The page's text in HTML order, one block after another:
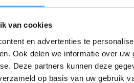
van cookies
en advertenties te
Ook delen we informatie over
Deze partners kunnen deze
op basis van uw gebruik
Mirjam van